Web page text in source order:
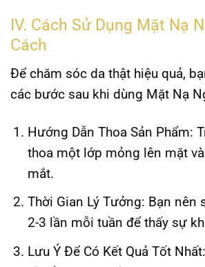
IV. Cách Sử Dụng Mặt Nạ
Cách
Để chăm sóc da thật hiệu quả,
các bước sau khi dùng Mặt Nạ
Hướng Dẫn Thoa Sản Phẩm:
thoa một lớp mỏng lên mặt
mắt.
Thời Gian Lý Tưởng: Bạn nên
2-3 lần mỗi tuần để thấy sự
Lưu Ý Để Có Kết Quả Tốt Nhất: